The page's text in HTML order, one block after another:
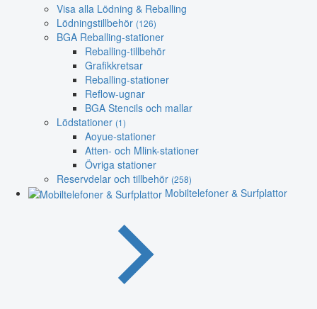
Visa alla Lödning & Reballing
Lödningstillbehör (126)
BGA Reballing-stationer
Reballing-tillbehör
Grafikkretsar
Reballing-stationer
Reflow-ugnar
BGA Stencils och mallar
Lödstationer (1)
Aoyue-stationer
Atten- och Mlink-stationer
Övriga stationer
Reservdelar och tillbehör (258)
Mobiltelefoner & Surfplattor